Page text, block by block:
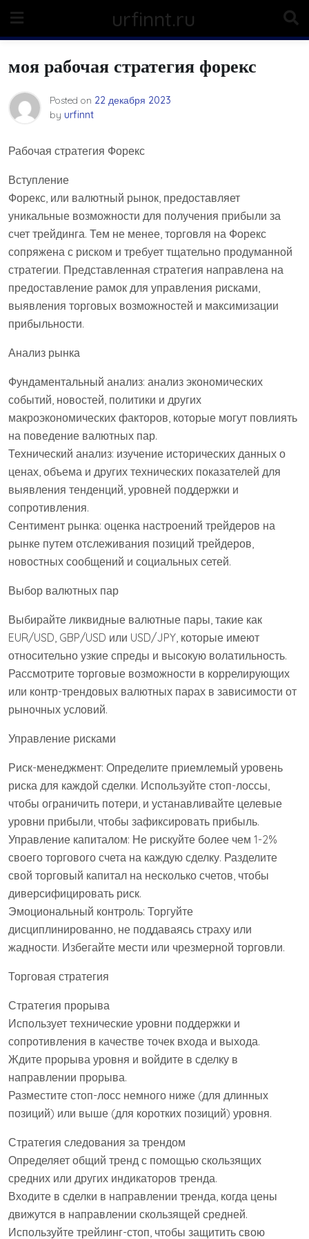
content
urfinnt.ru
моя рабочая стратегия форекс
Posted on 22 декабря 2023
by urfinnt
Рабочая стратегия Форекс
Вступление
Форекс, или валютный рынок, предоставляет
уникальные возможности для получения прибыли за
счет трейдинга. Тем не менее, торговля на Форекс
сопряжена с риском и требует тщательно продуманной
стратегии. Представленная стратегия направлена на
предоставление рамок для управления рисками,
выявления торговых возможностей и максимизации
прибыльности.
Анализ рынка
Фундаментальный анализ: анализ экономических
событий, новостей, политики и других
макроэкономических факторов, которые могут повлиять
на поведение валютных пар.
Технический анализ: изучение исторических данных о
ценах, объема и других технических показателей для
выявления тенденций, уровней поддержки и
сопротивления.
Сентимент рынка: оценка настроений трейдеров на
рынке путем отслеживания позиций трейдеров,
новостных сообщений и социальных сетей.
Выбор валютных пар
Выбирайте ликвидные валютные пары, такие как
EUR/USD, GBP/USD или USD/JPY, которые имеют
относительно узкие спреды и высокую волатильность.
Рассмотрите торговые возможности в коррелирующих
или контр-трендовых валютных парах в зависимости от
рыночных условий.
Управление рисками
Риск-менеджмент: Определите приемлемый уровень
риска для каждой сделки. Используйте стоп-лоссы,
чтобы ограничить потери, и устанавливайте целевые
уровни прибыли, чтобы зафиксировать прибыль.
Управление капиталом: Не рискуйте более чем 1-2%
своего торгового счета на каждую сделку. Разделите
свой торговый капитал на несколько счетов, чтобы
диверсифицировать риск.
Эмоциональный контроль: Торгуйте
дисциплинированно, не поддаваясь страху или
жадности. Избегайте мести или чрезмерной торговли.
Торговая стратегия
Стратегия прорыва
Использует технические уровни поддержки и
сопротивления в качестве точек входа и выхода.
Ждите прорыва уровня и войдите в сделку в
направлении прорыва.
Разместите стоп-лосс немного ниже (для длинных
позиций) или выше (для коротких позиций) уровня.
Стратегия следования за трендом
Определяет общий тренд с помощью скользящих
средних или других индикаторов тренда.
Входите в сделки в направлении тренда, когда цены
движутся в направлении скользящей средней.
Используйте трейлинг-стоп, чтобы защитить свою